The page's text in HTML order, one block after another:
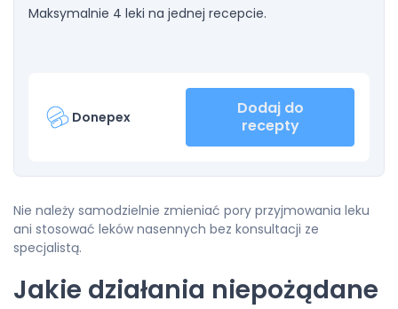
Maksymalnie 4 leki na jednej recepcie.
Donepex
Dodaj do
recepty
Nie należy samodzielnie zmieniać pory przyjmowania leku
ani stosować leków nasennych bez konsultacji ze
specjalistą.
Jakie działania niepożądane